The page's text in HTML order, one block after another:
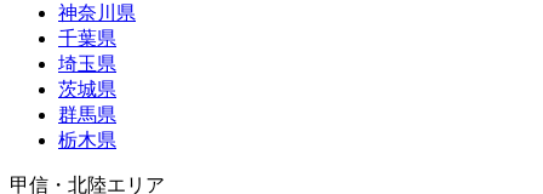
神奈川県
千葉県
埼玉県
茨城県
群馬県
栃木県
甲信・北陸エリア